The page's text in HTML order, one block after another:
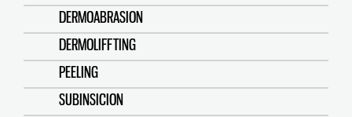
DERMOABRASION
DERMOLIFFTING
PEELING
SUBINSICION